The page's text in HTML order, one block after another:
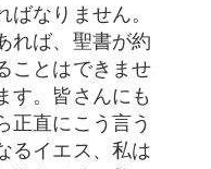
なりません。
れば、聖書が約
ことはできませ
す。皆さんにも
正直にこう言う
るイエス、私は